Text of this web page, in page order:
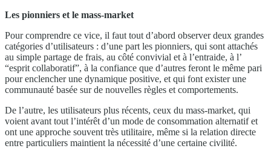
Les pionniers et le mass-market
Pour comprendre ce vice, il faut tout d’abord observer deux grandes
catégories d’utilisateurs : d’une part les pionniers, qui sont attachés
au simple partage de frais, au côté convivial et à l’entraide, à l’
“esprit collaboratif”, à la confiance que d’autres feront le même pari
pour enclencher une dynamique positive, et qui font exister une
communauté basée sur de nouvelles règles et comportements.
De l’autre, les utilisateurs plus récents, ceux du mass-market, qui
voient avant tout l’intérêt d’un mode de consommation alternatif et
ont une approche souvent très utilitaire, même si la relation directe
entre particuliers maintient la nécessité d’une certaine civilité.